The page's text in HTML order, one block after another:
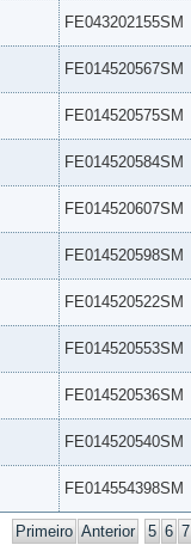
FE043202155SM
FE014520567SM
FE014520575SM
FE014520584SM
FE014520607SM
FE014520598SM
FE014520522SM
FE014520553SM
FE014520536SM
FE014520540SM
FE014554398SM
Primeiro Anterior 5 6 7